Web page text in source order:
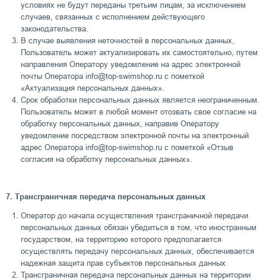
условиях не будут переданы третьим лицам, за исключением
случаев, связанных с исполнением действующего
законодательства.
В случае выявления неточностей в персональных данных,
Пользователь может актуализировать их самостоятельно, путем
направления Оператору уведомление на адрес электронной
почты Оператора info@top-swimshop.ru с пометкой
«Актуализация персональных данных».
Срок обработки персональных данных является неограниченным.
Пользователь может в любой момент отозвать свое согласие на
обработку персональных данных, направив Оператору
уведомление посредством электронной почты на электронный
адрес Оператора info@top-swimshop.ru с пометкой «Отзыв
согласия на обработку персональных данных».
7. Трансграничная передача персональных данных
Оператор до начала осуществления трансграничной передачи
персональных данных обязан убедиться в том, что иностранным
государством, на территорию которого предполагается
осуществлять передачу персональных данных, обеспечивается
надежная защита прав субъектов персональных данных.
Трансграничная передача персональных данных на территории